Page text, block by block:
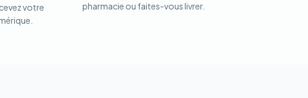
votre
pharmacie ou faites-vous livrer.